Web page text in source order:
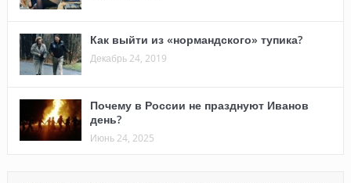
Как выйти из «нормандского» тупика?
Декабрь 24, 2019
Почему в России не празднуют Иванов
день?
Июнь 24, 2025